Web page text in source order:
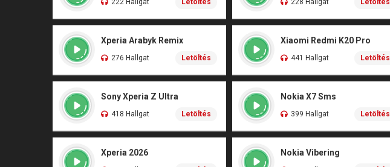
222 Hallgat Letöltés 228 Hallgat Letöltés
Xperia Arabyk Remix
276 Hallgat Letöltés
Xiaomi Redmi K20 Pro
441 Hallgat Letöltés
Sony Xperia Z Ultra
418 Hallgat Letöltés
Nokia X7 Sms
399 Hallgat Letöltés
Xperia 2026 Nokia Vibering